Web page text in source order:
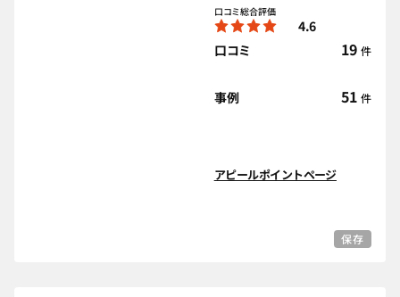
口コミ総合評価
4.6
口コミ
19 件
事例 51 件
アピールポイントページ
保存